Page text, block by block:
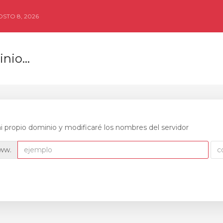
8, 2026
propio dominio y modificaré los nombres del servidor